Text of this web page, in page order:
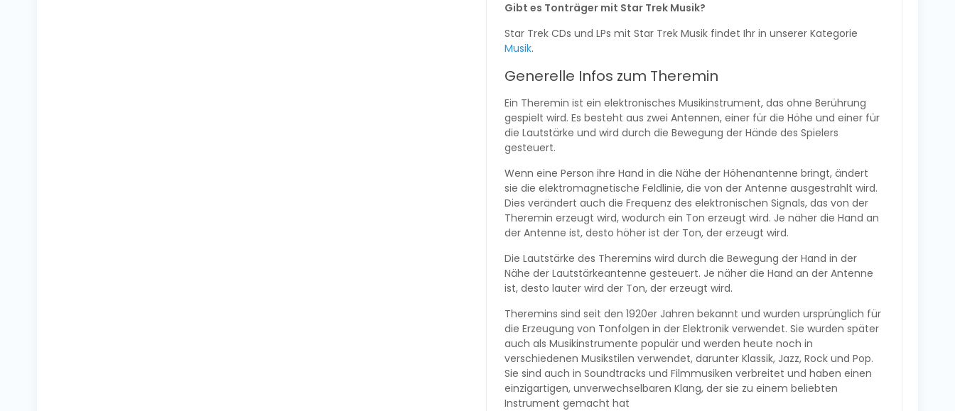
Gibt es Tonträger mit Star Trek Musik?
Star Trek CDs und LPs mit Star Trek Musik findet Ihr in unserer Kategorie
Musik.
Generelle Infos zum Theremin
Ein Theremin ist ein elektronisches Musikinstrument, das ohne Berührung
gespielt wird. Es besteht aus zwei Antennen, einer für die Höhe und einer für
die Lautstärke und wird durch die Bewegung der Hände des Spielers
gesteuert.
Wenn eine Person ihre Hand in die Nähe der Höhenantenne bringt, ändert
sie die elektromagnetische Feldlinie, die von der Antenne ausgestrahlt wird.
Dies verändert auch die Frequenz des elektronischen Signals, das von der
Theremin erzeugt wird, wodurch ein Ton erzeugt wird. Je näher die Hand an
der Antenne ist, desto höher ist der Ton, der erzeugt wird.
Die Lautstärke des Theremins wird durch die Bewegung der Hand in der
Nähe der Lautstärkeantenne gesteuert. Je näher die Hand an der Antenne
ist, desto lauter wird der Ton, der erzeugt wird.
Theremins sind seit den 1920er Jahren bekannt und wurden ursprünglich für
die Erzeugung von Tonfolgen in der Elektronik verwendet. Sie wurden später
auch als Musikinstrumente populär und werden heute noch in
verschiedenen Musikstilen verwendet, darunter Klassik, Jazz, Rock und Pop.
Sie sind auch in Soundtracks und Filmmusiken verbreitet und haben einen
einzigartigen, unverwechselbaren Klang, der sie zu einem beliebten
Instrument gemacht hat